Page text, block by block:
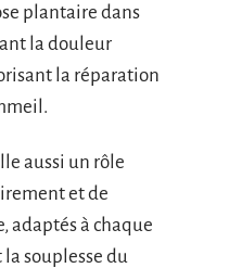
plantaire dans
la douleur
la réparation
aussi un rôle
et de
adaptés à chaque
souplesse du